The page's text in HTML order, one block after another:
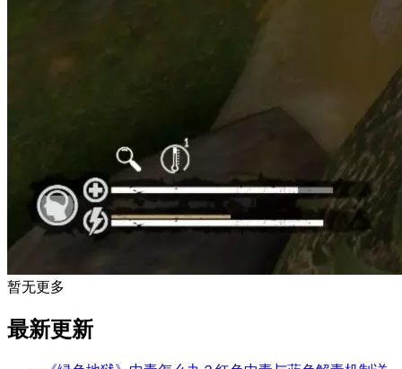
暂无更多
最新更新